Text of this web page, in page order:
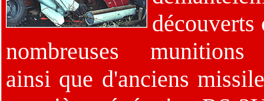
découverts
nombreuses munitions
ainsi que d'anciens